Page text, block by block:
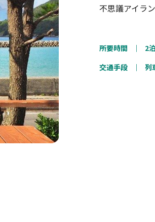
不思議アイラ
所要時間 ｜
2
交通手段
｜ 列